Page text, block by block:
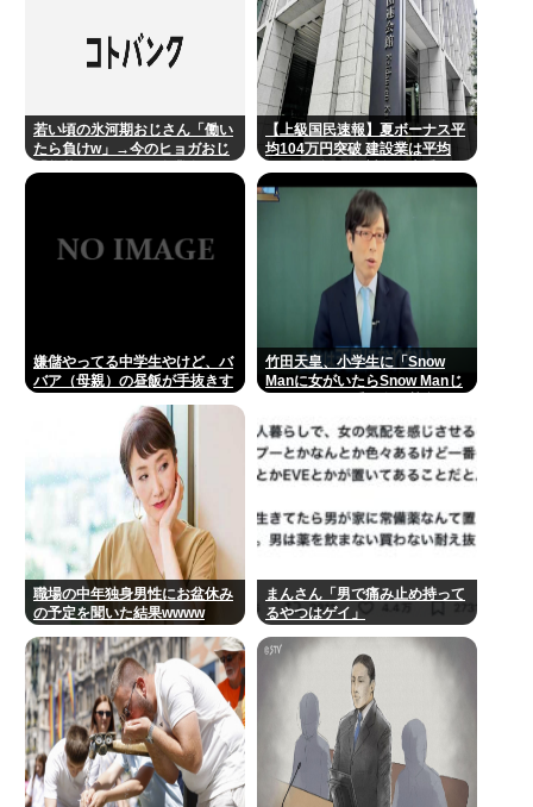
若い頃の氷河期おじさん「働い
たら負けw」→今のヒョガおじ
【上級国民速報】夏ボーナス平
均104万円突破 建設業は平均
社93万人、全就業者の1%強
嫌儲やってる中学生やけど、バ
バア（母親）の昼飯が手抜きす
竹田天皇、小学生に「Snow
Manに女がいたらSnow Manじ
職場の中年独身男性にお盆休み
の予定を聞いた結果wwww
まんさん「男で痛み止め持って
るやつはゲイ」